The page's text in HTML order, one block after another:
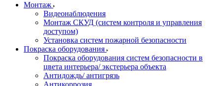
Монтаж
Видеонаблюдения
Монтаж СКУД (систем контроля и управления
доступом)
Установка систем пожарной безопасности
Покраска оборудования
Покраска оборудования систем безопасности в
цвета интерьера/ экстерьера объекта
Антидождь/ антигрязь
Антикоррозия